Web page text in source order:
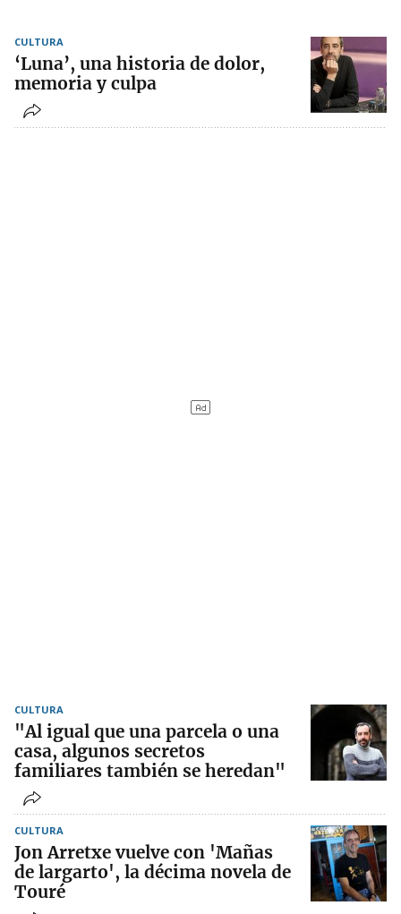
CULTURA
‘Luna’, una historia de dolor,
memoria y culpa
CULTURA
"Al igual que una parcela o una
casa, algunos secretos
familiares también se heredan"
CULTURA
Jon Arretxe vuelve con 'Mañas
de largarto', la décima novela de
Touré